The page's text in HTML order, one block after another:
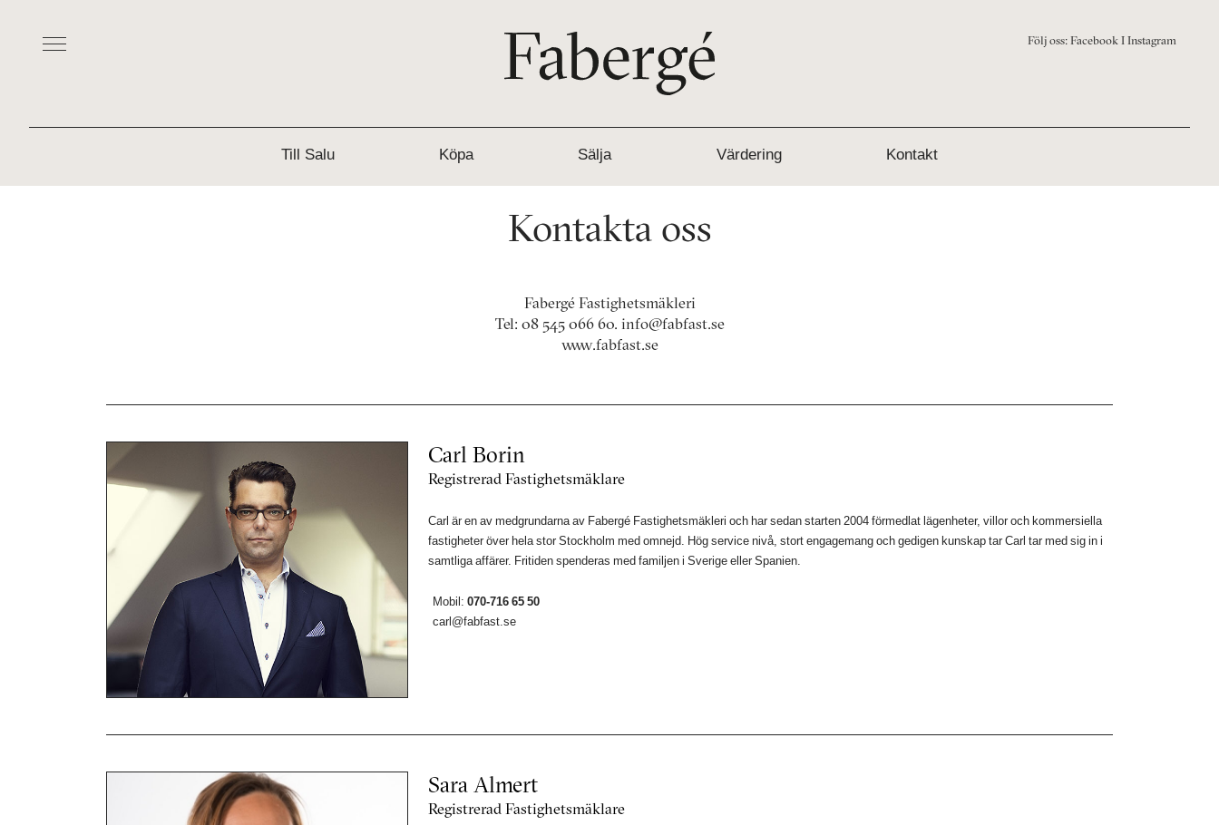
Följ oss:FacebookIInstagram
Till Salu Köpa Sälja Värdering Kontakt
Kontakta oss
Fabergé Fastighetsmäkleri
Tel: 08 545 066 60. info@fabfast.se
www.fabfast.se
Carl Borin
Registrerad Fastighetsmäklare
Carl är en av medgrundarna av Fabergé Fastighetsmäkleri och har sedan starten 2004 förmedlat lägenheter, villor och kommersiella
fastigheter över hela stor Stockholm med omnejd. Hög service nivå, stort engagemang och gedigen kunskap tar Carl tar med sig in i
samtliga affärer. Fritiden spenderas med familjen i Sverige eller Spanien.
Mobil:070-716 65 50
carl@fabfast.se
Sara Almert
Registrerad Fastighetsmäklare